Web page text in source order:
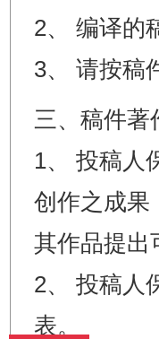
2、 编译的
3、 请按稿
三、稿件著
1、 投稿人
创作之成果
其作品提出
2、 投稿人
表。